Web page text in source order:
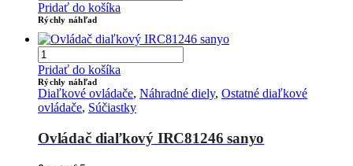
Pridať do košíka
Rýchly náhľad
Pridať do košíka
Rýchly náhľad
Diaľkové ovládače, Náhradné diely, Ostatné diaľkové
ovládače, Súčiastky
Ovládač diaľkový IRC81246 sanyo